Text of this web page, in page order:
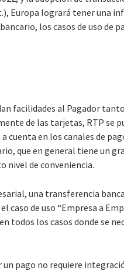
Europa logrará tener una
los casos de uso de
facilidades al Pagador
de las tarjetas, RTP se
cuenta en los canales de
que en general tiene un
nivel de conveniencia.
una transferencia
caso de uso “Empresa a
todos los casos donde se
pago no requiere